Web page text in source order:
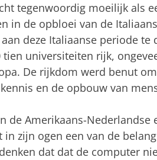
tegenwoordig moeilijk als
in de opbloei van de
deze Italiaanse periode te
universiteiten rijk,
De rijkdom werd benut
en de opbouw van
de Amerikaans-Nederlandse
zijn ogen een van de
dat dat de computer